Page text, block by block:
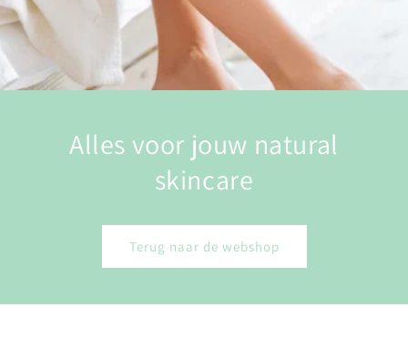
Alles voor jouw natural
skincare
Terug naar de webshop